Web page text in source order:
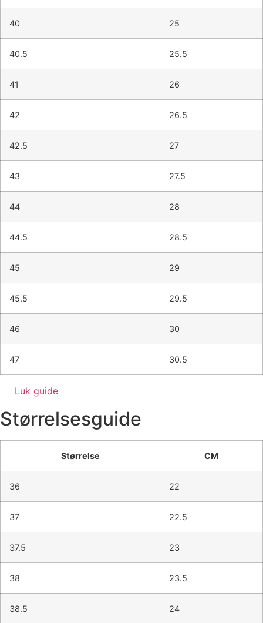
40 25
40.5 25.5
41 26
42 26.5
42.5 27
43 27.5
44 28
44.5 28.5
45 29
45.5 29.5
46 30
47 30.5
Luk guide
Størrelsesguide
Størrelse CM
36 22
37 22.5
37.5 23
38 23.5
38.5 24